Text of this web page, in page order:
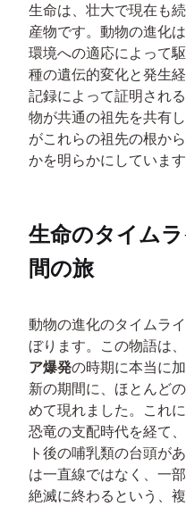
生命は、壮大で現在も
産物です。動物の進化
環境への適応によって
種の遺伝的変化と発生
記録によって証明され
物が共通の祖先を共有
がこれらの祖先の根か
かを明らかにしています
生命のタイム
間の旅
動物の進化のタイムラ
ぼります。この物語は
ア爆発の時期に本当に
新の期間に、ほとんど
めて現れました。これ
恐竜の支配時代を経て
ト後の哺乳類の台頭が
は一直線ではなく、一
絶滅に終わるという、